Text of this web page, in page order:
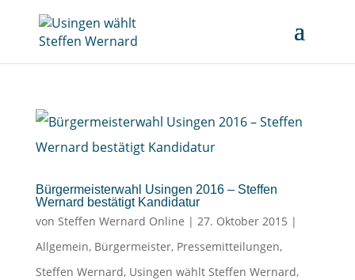
Bürgermeisterwahl Usingen 2016 – Steffen
Wernard bestätigt Kandidatur
von Steffen Wernard Online | 27. Oktober 2015 |
Allgemein, Bürgermeister, Pressemitteilungen,
Steffen Wernard, Usingen wählt Steffen Wernard,